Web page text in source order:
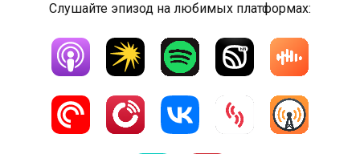
Слушайте эпизод на любимых платформах: